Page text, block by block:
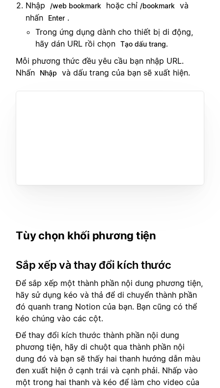
Nhập
/web bookmark hoặc chỉ /bookmark và
nhấn
Enter .
Trong ứng dụng dành cho thiết bị di động,
hãy dán URL rồi chọn Tạo dấu trang.
Mỗi phương thức đều yêu cầu bạn nhập URL.
Nhấn
Nhập và dấu trang của bạn sẽ xuất hiện.
Tùy chọn khối phương tiện
Sắp xếp và thay đổi kích thước
Để sắp xếp một thành phần nội dung phương tiện,
hãy sử dụng kéo và thả để di chuyển thành phần
đó quanh trang Notion của bạn. Bạn cũng có thể
kéo chúng vào các cột.
Để thay đổi kích thước thành phần nội dung
phương tiện, hãy di chuột qua thành phần nội
dung đó và bạn sẽ thấy hai thanh hướng dẫn màu
đen xuất hiện ở cạnh trái và cạnh phải. Nhấp vào
một trong hai thanh và kéo để làm cho video của